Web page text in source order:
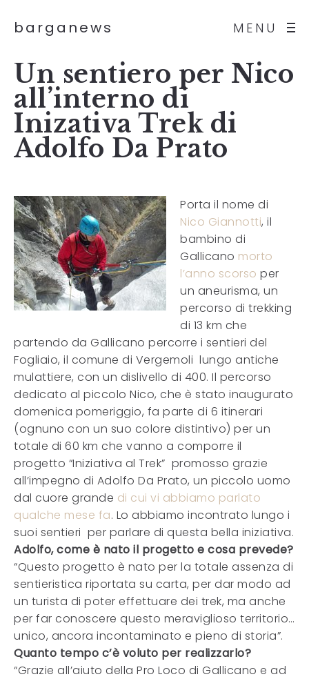
MENU
barganews
Un sentiero per Nico
all’interno di
Inizativa Trek di
Adolfo Da Prato
Porta il nome di
Nico Giannotti, il
bambino di
Gallicano morto
l’anno scorso per
un aneurisma, un
percorso di trekking
di 13 km che
partendo da Gallicano percorre i sentieri del
Fogliaio, il comune di Vergemoli lungo antiche
mulattiere, con un dislivello di 400. Il percorso
dedicato al piccolo Nico, che è stato inaugurato
domenica pomeriggio, fa parte di 6 itinerari
(ognuno con un suo colore distintivo) per un
totale di 60 km che vanno a comporre il
progetto “Iniziativa al Trek” promosso grazie
all’impegno di Adolfo Da Prato, un piccolo uomo
dal cuore grande di cui vi abbiamo parlato
qualche mese fa. Lo abbiamo incontrato lungo i
suoi sentieri per parlare di questa bella iniziativa.
Adolfo, come è nato il progetto e cosa prevede?
“Questo progetto è nato per la totale assenza di
sentieristica riportata su carta, per dar modo ad
un turista di poter effettuare dei trek, ma anche
per far conoscere questo meraviglioso territorio…
unico, ancora incontaminato e pieno di storia”.
Quanto tempo c’è voluto per realizzarlo?
“Grazie all’aiuto della Pro Loco di Gallicano e ad